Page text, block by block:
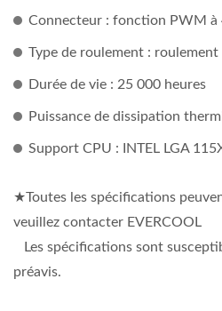
Connecteur : fonction PWM à
Type de roulement : roulement
Durée de vie : 25 000 heures
Puissance de dissipation
Support CPU : INTEL LGA
★Toutes les spécifications
veuillez contacter EVERCOOL
Les spécifications sont
préavis.